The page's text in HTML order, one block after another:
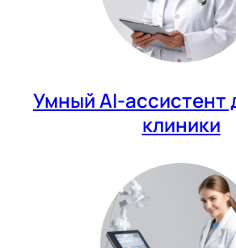
Умный AI-ассистент
клиники